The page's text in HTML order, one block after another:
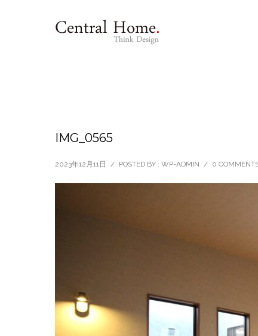
IMG_0565
2023年12月11日 / POSTED BY : WP-ADMIN / 0